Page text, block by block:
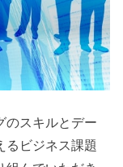
のスキルとデー
るビジネス課題